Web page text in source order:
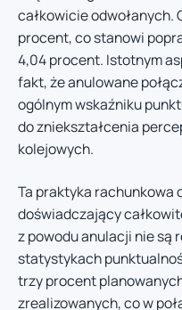
całkowicie odwołanych.
procent, co stanowi
4,04 procent. Istotnym
fakt, że anulowane
ogólnym wskaźniku
do zniekształcenia
kolejowych.
Ta praktyka rachunkowa
doświadczający
z powodu anulacji nie są
statystykach
trzy procent
zrealizowanych, co w